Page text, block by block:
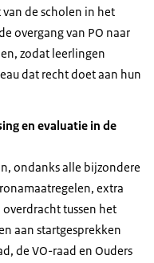
van de scholen in het
overgang van PO naar
zodat leerlingen
dat recht doet aan hun
en evaluatie in de
ondanks alle bijzondere
extra
tussen het
aan startgesprekken
de VO-raad en Ouders